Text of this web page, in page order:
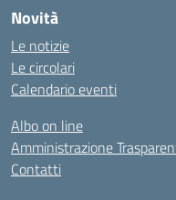
Novità
Le notizie
Le circolari
Calendario eventi
Albo on line
Amministrazione
Contatti